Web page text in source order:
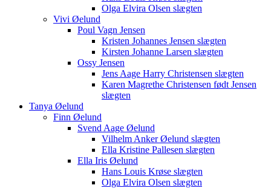
Olga Elvira Olsen slægten
Vivi Øelund
Poul Vagn Jensen
Kristen Johannes Jensen slægten
Kirsten Johanne Larsen slægten
Ossy Jensen
Jens Aage Harry Christensen slægten
Karen Magrethe Christensen født Jensen
slægten
Tanya Øelund
Finn Øelund
Svend Aage Øelund
Vilhelm Anker Øelund slægten
Ella Kristine Pallesen slægten
Ella Iris Øelund
Hans Louis Krøse slægten
Olga Elvira Olsen slægten